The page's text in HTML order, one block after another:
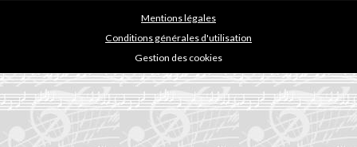
Mentions légales
Conditions générales d'utilisation
Gestion des cookies